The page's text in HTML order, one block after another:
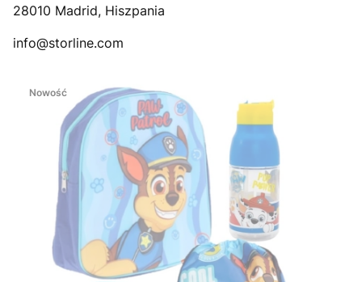
28010 Madrid, Hiszpania
info@storline.com
Nowość